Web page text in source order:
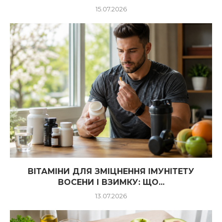
15.07.2026
ВІТАМІНИ ДЛЯ ЗМІЦНЕННЯ ІМУНІТЕТУ
ВОСЕНИ І ВЗИМКУ: ЩО...
13.07.2026